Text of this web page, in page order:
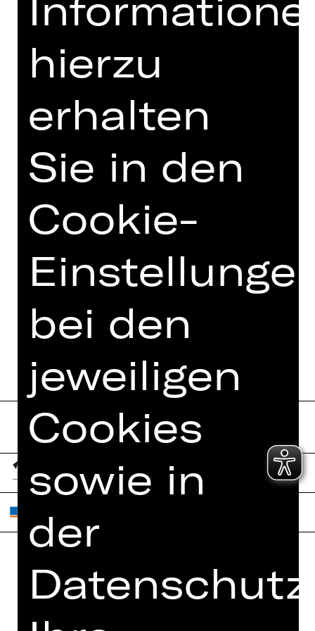
Damenclub zur Förderung der Oper
Nürnberg
Home
Spielplan
Künstler*innen
Jobs
Interner Bereich
hierzu
erhalten
Sie in den
Cookie-
bei den
jeweiligen
Cookies
sowie in
der